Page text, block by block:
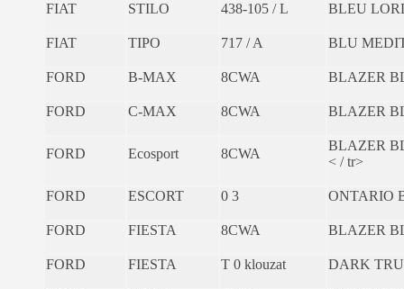
FIAT STILO 438-105 / L BLEU
FIAT TIPO 717 / A BLU
FORD B-MAX 8CWA BLAZER
FORD C-MAX 8CWA BLAZER
FORD Ecosport 8CWA
BLAZER
< / tr>
FORD ESCORT 0 3 ONTARIO
FORD FIESTA 8CWA BLAZER
FORD FIESTA T 0 klouzat DARK